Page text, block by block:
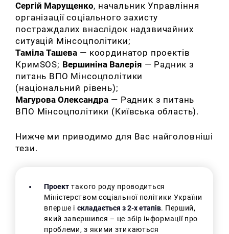
Сергій Марущенко, начальник Управління
організації соціального захисту
постраждалих внаслідок надзвичайних
ситуацій Мінсоцполітики;
Таміла Ташева — координатор проектів
КримSOS; Вершиніна Валерія — Радник з
питань ВПО Мінсоцполітики
(національний рівень);
Магурова Олександра — Радник з питань
ВПО Мінсоцполітики (Київська область).
Нижче ми приводимо для Вас найголовніші
тези.
Проект такого роду проводиться
Міністерством соціальної політики України
вперше і складається з 2-х етапів. Перший,
який завершився – це збір інформації про
проблеми, з якими зтикаються